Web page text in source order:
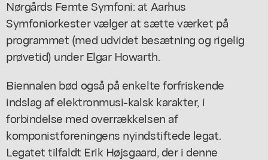
Nørgårds Femte Symfoni: at Aarhus
Symfoniorkester vælger at sætte værket på
programmet (med udvidet besætning og rigelig
prøvetid) under Elgar Howarth.
Biennalen bød også på enkelte forfriskende
indslag af elektronmusi-kalsk karakter, i
forbindelse med overrækkelsen af
komponistforeningens nyindstiftede legat.
Legatet tilfaldt Erik Højsgaard, der i denne